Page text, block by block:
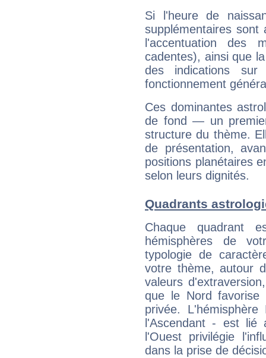
Si l'heure de
supplémentaires sont
l'accentuation des
cadentes), ainsi que
des indications sur
fonctionnement
Ces dominantes
de fond — un
structure du thème.
de présentation,
positions planétaires
selon leurs dignités.
Quadrants
Chaque quadrant
hémisphères de
typologie de
votre thème, autour
valeurs
que le Nord favorise
privée.
l'Ascendant - est
l'Ouest privilégie
dans la prise de